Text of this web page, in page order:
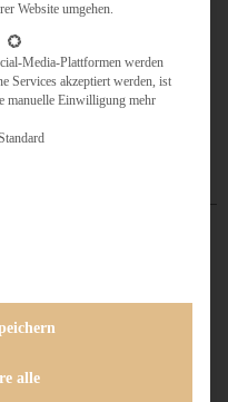
Website umgehen.
Media-Plattformen werden
Services akzeptiert werden, ist
manuelle Einwilligung mehr
alle